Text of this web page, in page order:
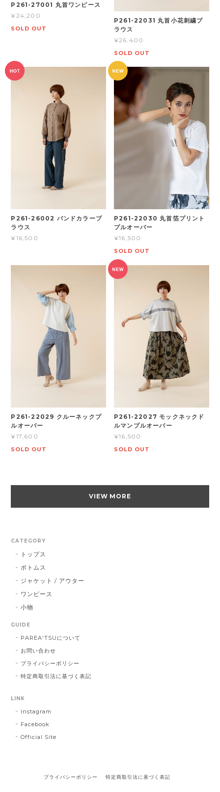
P261-27001 丸首ワンピース
¥24,200
SOLD OUT
P261-22031 丸首小花刺繍ブ
ラウス
¥26,400
SOLD OUT
P261-26002 バンドカラーブ
ラウス
¥16,500
P261-22030 丸首箔プリント
プルオーバー
¥16,500
SOLD OUT
P261-22029 クルーネックプ
ルオーバー
¥17,600
SOLD OUT
P261-22027 モックネックド
ルマンプルオーバー
¥16,500
SOLD OUT
VIEW MORE
CATEGORY
トップス
ボトムス
ジャケット / アウター
ワンピース
小物
GUIDE
PAREA'TSUについて
お問い合わせ
プライバシーポリシー
特定商取引法に基づく表記
LINK
Instagram
Facebook
Official Site
プライバシーポリシー 特定商取引法に基づく表記